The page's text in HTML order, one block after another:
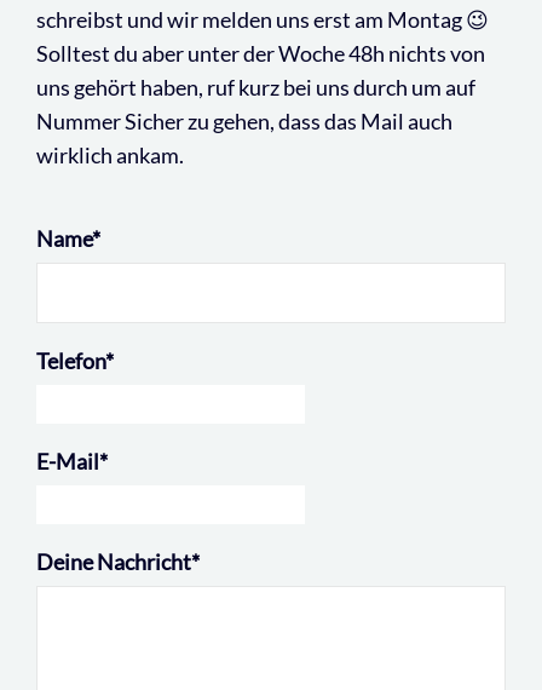
schreibst und wir melden uns erst am Montag 😉
Solltest du aber unter der Woche 48h nichts von
uns gehört haben, ruf kurz bei uns durch um auf
Nummer Sicher zu gehen, dass das Mail auch
wirklich ankam.
Name*
Telefon*
E-Mail*
Deine Nachricht*